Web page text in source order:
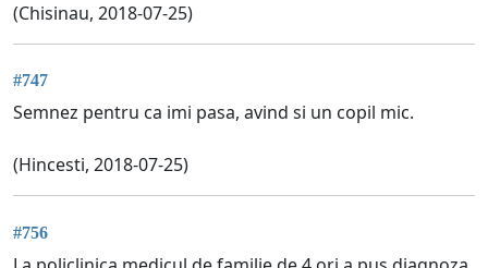
(Chisinau, 2018-07-25)
#747
Semnez pentru ca imi pasa, avind si un copil mic.
(Hincesti, 2018-07-25)
#756